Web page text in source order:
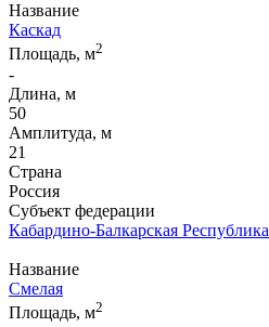
Название
Каскад
Площадь, м2
-
Длина, м
50
Амплитуда, м
21
Страна
Россия
Субъект федерации
Кабардино-Балкарская Республика
Название
Смелая
Площадь, м2